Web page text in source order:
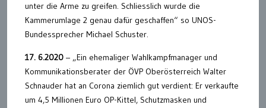
unter die Arme zu greifen. Schliesslich wurde die
Kammerumlage 2 genau dafür geschaffen“ so UNOS-
Bundessprecher Michael Schuster.
17. 6.2020 – „Ein ehemaliger Wahlkampfmanager und
Kommunikationsberater der ÖVP Oberösterreich Walter
Schnauder hat an Corona ziemlich gut verdient: Er verkaufte
um 4,5 Millionen Euro OP-Kittel, Schutzmasken und